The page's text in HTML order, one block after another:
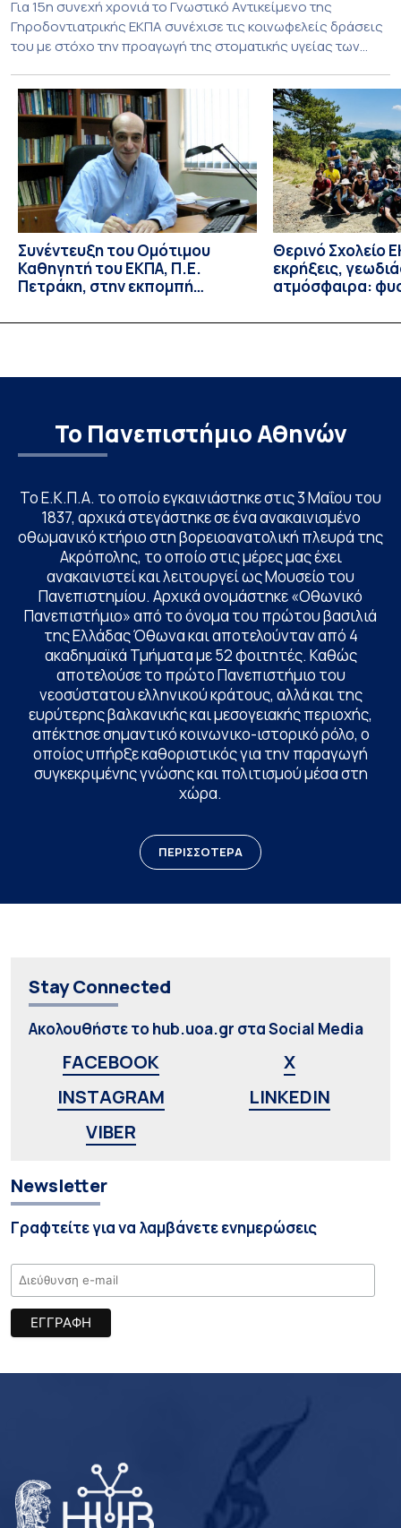
Για 15η συνεχή χρονιά το Γνωστικό Αντικείμενο της
Γηροδοντιατρικής ΕΚΠΑ συνέχισε τις κοινωφελείς δράσεις
του με στόχο την προαγωγή της στοματικής υγείας των
υποχρεωτικής «κοινωφελούς μάθησης» στο μάθημα της
Γηροδοντιατρικής 10ου εξαμήνου, περιλάμβανε
εκπαιδευτικές δραστηριότητες στο Γηροκομείο-
Πτωχοκομείο Αθηνών, στο Οδοντιατρικό Τμήμα/Μονάδα
ΑΜΕΑ Ενηλίκων Ασκληπιείου Βούλας, στο Κέντρο
Γηριατρικής […]
Συνέντευξη του Ομότιμου
Καθηγητή του ΕΚΠΑ, Π.Ε.
Πετράκη, στην εκπομπή
Θερινό Σχολείο
εκρήξεις,
ατμόσφαιρα:
βιολογικές
Το Πανεπιστήμιο Αθηνών
Το Ε.Κ.Π.Α. το οποίο εγκαινιάστηκε στις 3 Μαΐου του
1837, αρχικά στεγάστηκε σε ένα ανακαινισμένο
οθωμανικό κτήριο στη βορειοανατολική πλευρά της
Ακρόπολης, το οποίο στις μέρες μας έχει
ανακαινιστεί και λειτουργεί ως Μουσείο του
Πανεπιστημίου. Αρχικά ονομάστηκε «Οθωνικό
Πανεπιστήμιο» από το όνομα του πρώτου βασιλιά
της Ελλάδας Όθωνα και αποτελούνταν από 4
ακαδημαϊκά Τμήματα με 52 φοιτητές. Καθώς
αποτελούσε το πρώτο Πανεπιστήμιο του
νεοσύστατου ελληνικού κράτους, αλλά και της
ευρύτερης βαλκανικής και μεσογειακής περιοχής,
απέκτησε σημαντικό κοινωνικο-ιστορικό ρόλο, ο
οποίος υπήρξε καθοριστικός για την παραγωγή
συγκεκριμένης γνώσης και πολιτισμού μέσα στη
χώρα.
ΠΕΡΙΣΣΟΤΕΡΑ
Stay Connected
Ακολουθήστε το hub.uoa.gr στα Social Media
FACEBOOK
X
INSTAGRAM
LINKEDIN
VIBER
Newsletter
Γραφτείτε για να λαμβάνετε ενημερώσεις